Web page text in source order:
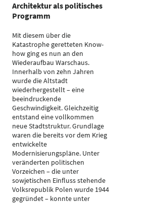
Architektur als politisches
Programm
Mit diesem über die
Katastrophe geretteten Know-
how ging es nun an den
Wiederaufbau Warschaus.
Innerhalb von zehn Jahren
wurde die Altstadt
wiederhergestellt – eine
beeindruckende
Geschwindigkeit. Gleichzeitig
entstand eine vollkommen
neue Stadtstruktur. Grundlage
waren die bereits vor dem Krieg
entwickelte
Modernisierungspläne. Unter
veränderten politischen
Vorzeichen – die unter
sowjetischen Einfluss stehende
Volksrepublik Polen wurde 1944
gegründet – konnte unter